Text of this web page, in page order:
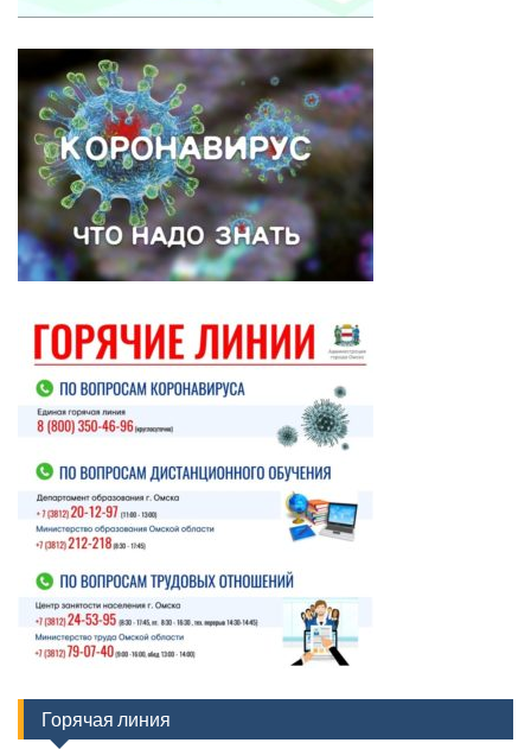
Горячая линия